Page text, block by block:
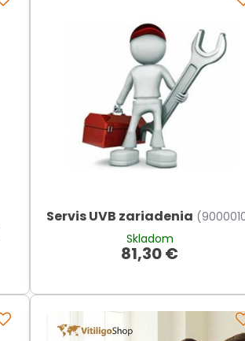
Servis UVB zariadenia
Skladom
81,30 €